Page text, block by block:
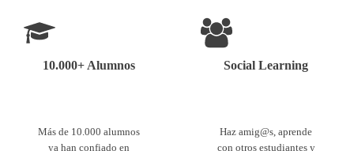
10.000+ Alumnos
Más de 10.000 alumnos
ya han confiado en
Social Learning
Haz amig@s, aprende
con otros estudiantes y